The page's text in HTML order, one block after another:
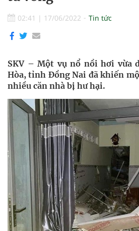
02:41 | 17/06/2022 Tin tức
SKV – Một vụ nổ nồi hơi vừa
Hòa, tỉnh Đồng Nai đã khiến
nhiều căn nhà bị hư hại.